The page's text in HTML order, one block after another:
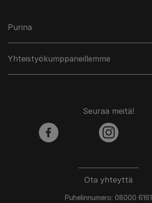
Purina
Yhteistyökumppaneillemme
Ota yhteyttä
Puhelinnumero: 08000 6161
Seuraa meitä!
facebook instagram